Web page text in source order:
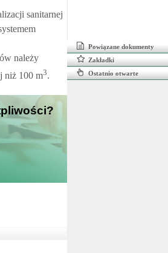
sanitarnej
należy
niż 100 m3.
Powiązane dokumenty
Zakładki
Ostatnio otwarte